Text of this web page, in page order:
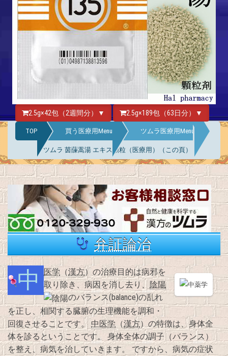
2.5g×42包（2週間分）▼ 2.5g×189包（63日分）▼
TOP 買う医療用Menu ツムラ医療用Menu
ツムラ 茵蔯蒿湯 エキス顆粒（医療用）（この頁）
弁証論治
中医学 （漢方）の治療目的は病邪を
取り除き、病因を消し去り、 陰陽
のバランス(balance)の乱れ
を正し、相関する臓腑の生理機能を調和・
回復させることです。 中医学 （漢方）の特徴は、身体全
体を診るということです。 身体全体の調子（バランス）
を整え、病気を治していきます。 ですから、病気の症状